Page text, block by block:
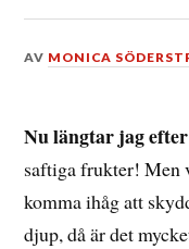
DEN
2022
AV MONICA
Nu längtar jag
saftiga frukter! Men
komma ihåg att
djup, då är det